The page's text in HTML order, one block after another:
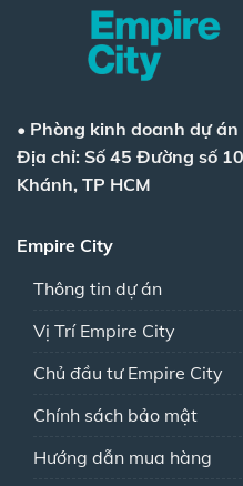
• Phòng kinh doanh dự
Địa chỉ: Số 45 Đường số
Khánh, TP HCM
Empire City
Thông tin dự án
Vị Trí Empire City
Chủ đầu tư Empire City
Chính sách bảo mật
Hướng dẫn mua hàng